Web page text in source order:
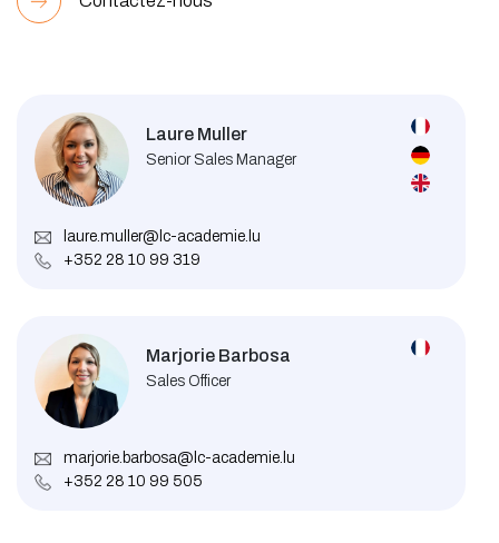
Laure Muller
Senior Sales Manager
laure.muller@lc-academie.lu
+352 28 10 99 319
Marjorie Barbosa
Sales Officer
marjorie.barbosa@lc-academie.lu
+352 28 10 99 505